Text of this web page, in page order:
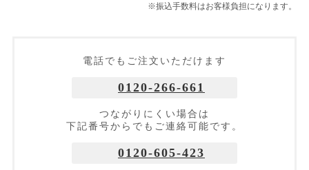
※振込手数料はお客様負担になります。
電話でもご注文いただけます
0120-266-661
つながりにくい場合は
下記番号からでもご連絡可能です。
0120-605-423